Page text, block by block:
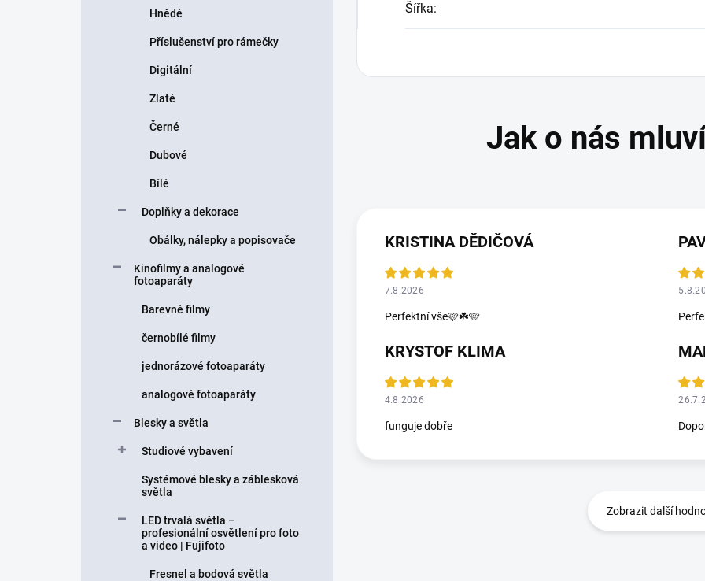
Hnědé
Příslušenství pro rámečky
Digitální
Zlaté
Černé
Dubové
Bílé
Doplňky a dekorace
Obálky, nálepky a popisovače
Kinofilmy a analogové
fotoaparáty
Barevné filmy
černobílé filmy
jednorázové fotoaparáty
analogové fotoaparáty
Blesky a světla
Studiové vybavení
Systémové blesky a záblesková
světla
LED trvalá světla –
profesionální osvětlení pro foto
a video | Fujifoto
Fresnel a bodová světla
Šířka:
KRISTINA DĚDIČOVÁ
7.8.2026
Perfektní vše🩷☘️🩷
KRYSTOF KLIMA
4.8.2026
funguje dobře
Zobrazit další